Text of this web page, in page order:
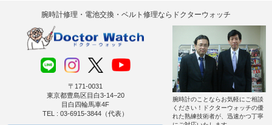
腕時計修理・電池交換・ベルト修理ならドクターウォッチ
〒171-0031
東京都豊島区目白3-14−20
目白四輪馬車4F
TEL : 03-6915-3844（代表）
腕時計のことならお気軽にご相談
ください！ドクターウォッチの優
れた熟練技術者が、迅速かつ丁寧